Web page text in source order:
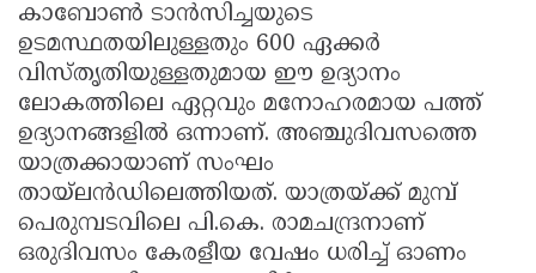
കാബോൺ ടാൻസിച്ചയുടെ
ഉടമസ്ഥതയിലുള്ളതും 600 ഏക്കർ
വിസ്തൃതിയുള്ളതുമായ ഈ ഉദ്യാനം
ലോകത്തിലെ ഏറ്റവും മനോഹരമായ പത്ത്
ഉദ്യാനങ്ങളിൽ ഒന്നാണ്. അഞ്ചുദിവസത്തെ
യാത്രക്കായാണ് സംഘം
തായ്ലൻഡിലെത്തിയത്. യാത്രയ്ക്ക് മുമ്പ്
പെരുമ്പടവിലെ പി.കെ. രാമചന്ദ്രനാണ്
ഒരുദിവസം കേരളീയ വേഷം ധരിച്ച് ഓണം